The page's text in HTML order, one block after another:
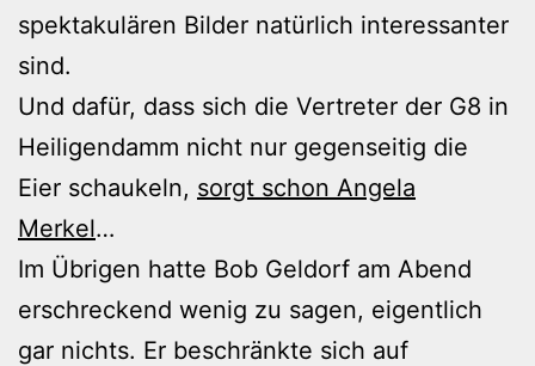
spektakulären Bilder natürlich interessanter
sind.
Und dafür, dass sich die Vertreter der G8 in
Heiligendamm nicht nur gegenseitig die
Eier schaukeln, sorgt schon Angela
Merkel…
Im Übrigen hatte Bob Geldorf am Abend
erschreckend wenig zu sagen, eigentlich
gar nichts. Er beschränkte sich auf